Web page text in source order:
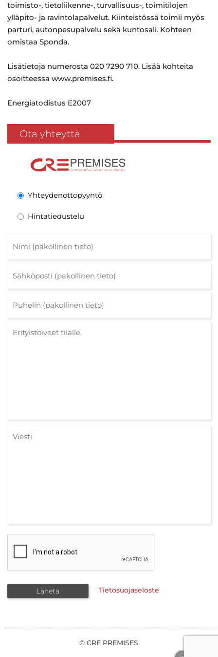
toimisto-, tietoliikenne-, turvallisuus-, toimitilojen
ylläpito- ja ravintolapalvelut. Kiinteistössä toimii myös
parturi, autonpesupalvelu sekä kuntosali. Kohteen
omistaa Sponda.
Lisätietoja numerosta 020 7290 710. Lisää kohteita
osoitteessa www.premises.fi.
Energiatodistus E2007
Ota yhteyttä
Yhteydenottopyyntö
Hintatiedustelu
Tietosuojaseloste
© CRE PREMISES